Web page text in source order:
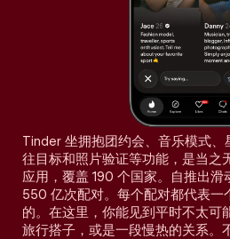
Tinder 坐拥抱团约会、音乐模式
往目标和照片验证等功能，是当之
应用，覆盖 190 个国家。自推出
550 亿次配对。每个配对都代表一
的。在这里，你能见到平时不太可
旅行搭子，或是一段慢热的关系。